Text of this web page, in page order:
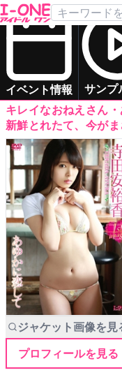
イベント情報 サンプ
TOP
DVD
Blu-ray
サンプル動画
イベント情報
アイドル一覧
寺田 安裕香
「あゆかに恋して」
スレンダー
お姉
キレイなおねえさん・
新鮮とれたて、今がま
ジャケット画像を見
プロフィールを見る